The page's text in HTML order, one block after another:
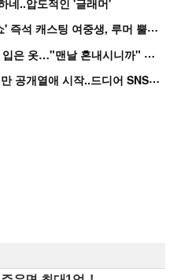
네..압도적인 '글래머'
“
연습생 아닙니다” 싸이 '흠뻑쇼' 즉석 캐스팅 여중생, 루머 뿔났다[Oh!쎈 이...
홍
진영, '임신설' 종결 작정하고 입은 옷…"맨날 혼내시니까" 억울
'
흑백' 김도윤♥배우 김서연, 4년만 공개열애 시작..드디어 SNS에 노출 [핫피...